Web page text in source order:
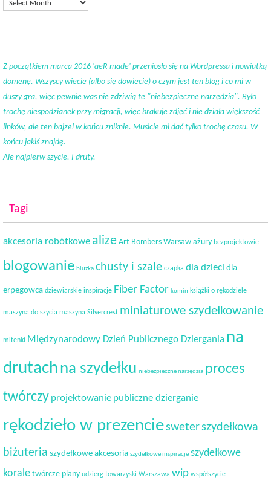
Z początkiem marca 2016 'aeR made' przeniosło się na Wordpressa i nowiutką
domenę. Wszyscy wiecie (albo się dowiecie) o czym jest ten blog i co mi w
duszy gra, więc pewnie was nie zdziwią te "niebezpieczne narzędzia". Było
trochę niespodzianek przy migracji, więc brakuje zdjęć i nie działa większość
linków, ale ten bajzel w końcu zniknie. Musicie mi dać tylko trochę czasu. W
końcu jakiś znajdę.
Ale najpierw szycie. I druty.
Tagi
akcesoria robótkowe alize Art Bombers Warsaw ażury bezprojektowie
blogowanie bluzka chusty i szale czapka dla dzieci dla
erpegowca dziewiarskie inspiracje Fiber Factor komin książki o rękodziele
maszyna do szycia maszyna Silvercrest miniaturowe szydełkowanie
mitenki Międzynarodowy Dzień Publicznego Dziergania na
drutachna szydełku niebezpieczne narzędzia proces
twórczy projektowanie publiczne dzierganie
rękodzieło w prezenciesweterszydełkowa
biżuteria szydełkowe akcesoria szydełkowe inspiracje szydełkowe
korale twórcze plany udzierg towarzyski Warszawa wip współszycie